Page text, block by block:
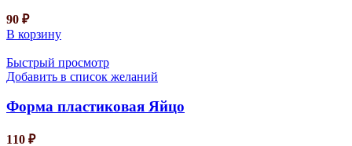
90 ₽
В корзину
Быстрый просмотр
Добавить в список желаний
Форма пластиковая Яйцо
110 ₽